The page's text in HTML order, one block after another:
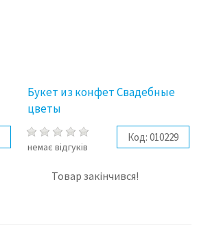
Букет из конфет Свадебные
цветы
немає відгуків
Код: 010229
Товар закінчився!